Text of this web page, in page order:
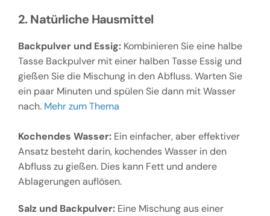
2. Natürliche Hausmittel
Backpulver und Essig:Kombinieren Sie eine halbe
Tasse Backpulver mit einer halben Tasse Essig und
gießen Sie die Mischung in den Abfluss. Warten Sie
ein paar Minuten und spülen Sie dann mit Wasser
nach. Mehr zum Thema
Kochendes Wasser:Ein einfacher, aber effektiver
Ansatz besteht darin, kochendes Wasser in den
Abfluss zu gießen. Dies kann Fett und andere
Ablagerungen auflösen.
Salz und Backpulver:Eine Mischung aus einer